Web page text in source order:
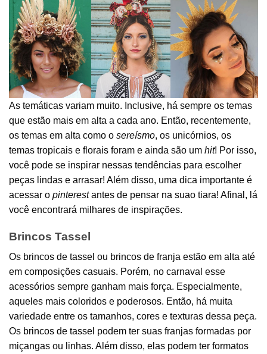
As temáticas variam muito. Inclusive, há sempre os temas
que estão mais em alta a cada ano. Então, recentemente,
os temas em alta como o sereísmo, os unicórnios, os
temas tropicais e florais foram e ainda são um hit! Por isso,
você pode se inspirar nessas tendências para escolher
peças lindas e arrasar! Além disso, uma dica importante é
acessar o pinterestantes de pensar na suao tiara! Afinal, lá
você encontrará milhares de inspirações.
Brincos Tassel
Os brincos de tassel ou brincos de franja estão em alta até
em composições casuais. Porém, no carnaval esse
acessórios sempre ganham mais força. Especialmente,
aqueles mais coloridos e poderosos. Então, há muita
variedade entre os tamanhos, cores e texturas dessa peça.
Os brincos de tassel podem ter suas franjas formadas por
miçangas ou linhas. Além disso, elas podem ter formatos